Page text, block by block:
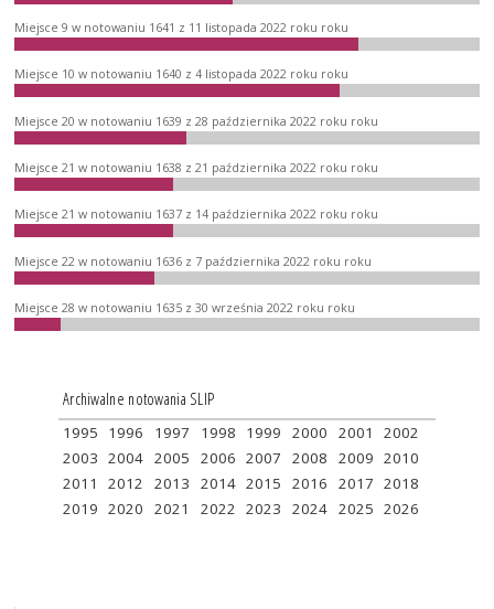
Miejsce 9 w notowaniu 1641 z 11 listopada 2022 roku roku
Miejsce 10 w notowaniu 1640 z 4 listopada 2022 roku roku
Miejsce 20 w notowaniu 1639 z 28 października 2022 roku roku
Miejsce 21 w notowaniu 1638 z 21 października 2022 roku roku
Miejsce 21 w notowaniu 1637 z 14 października 2022 roku roku
Miejsce 22 w notowaniu 1636 z 7 października 2022 roku roku
Miejsce 28 w notowaniu 1635 z 30 września 2022 roku roku
Archiwalne notowania SLIP
1995 1996 1997 1998 1999 2000 2001
2002
2003 2004 2005 2006 2007 2008 2009 2010
2011
2012 2013 2014 2015 2016 2017 2018
2019 2020 2021 2022 2023 2024 2025 2026